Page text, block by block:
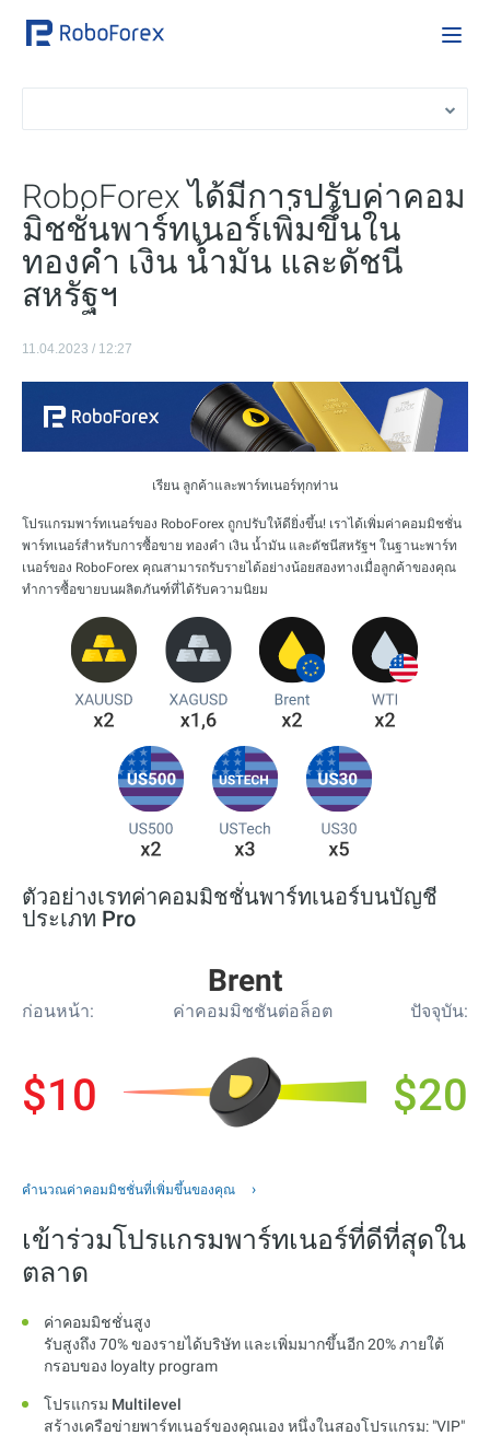
RoboForex ได้มีการปรับค่าคอม
มิชชั่นพาร์ทเนอร์เพิ่มขึ้นใน
ทองคำ เงิน น้ำมัน และดัชนี
สหรัฐฯ
11.04.2023 / 12:27
เรียน ลูกค้าและพาร์ทเนอร์ทุกท่าน
โปรแกรมพาร์ทเนอร์ของ RoboForex ถูกปรับให้ดียิ่งขึ้น! เราได้เพิ่มค่าคอมมิชชั่น
พาร์ทเนอร์สำหรับการซื้อขาย ทองคำ เงิน น้ำมัน และดัชนีสหรัฐฯ ในฐานะพาร์ท
เนอร์ของ RoboForex คุณสามารถรับรายได้อย่างน้อยสองทางเมื่อลูกค้าของคุณ
ทำการซื้อขายบนผลิตภันฑ์ที่ได้รับความนิยม
ตัวอย่างเรทค่าคอมมิชชั่นพาร์ทเนอร์บนบัญชี
ประเภท Pro
Brent
ก่อนหน้า: ค่าคอมมิชชันต่อล็อต ปัจจุบัน:
$10 $20
คำนวณค่าคอมมิชชั่นที่เพิ่มขึ้นของคุณ
เข้าร่วมโปรแกรมพาร์ทเนอร์ที่ดีที่สุดใน
ตลาด
ค่าคอมมิชชั่นสูง
รับสูงถึง 70% ของรายได้บริษัท และเพิ่มมากขึ้นอีก 20% ภายใต้
กรอบของ loyalty program
โปรแกรม Multilevel
สร้างเครือข่ายพาร์ทเนอร์ของคุณเอง หนึ่งในสองโปรแกรม: "VIP"